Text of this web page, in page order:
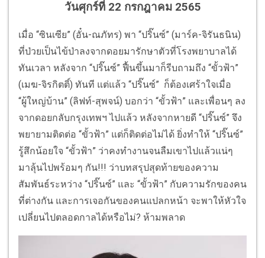
วันศุกร์ที่ 22 กรกฎาคม 2565
เมื่อ “ซินเซีย” (อั๋น-ณภัทร) พา “ปริ๊นซ์” (มาร์ค-จิรันธนิน)
ที่ป่วยเป็นไข้ป่าลงจากดอยมารักษาตัวที่โรงพยาบาลได้
ทันเวลา หลังจาก “ปริ๊นซ์” ฟื้นขึ้นมาก็รีบถามถึง “ขั้วฟ้า”
(เมฆ-จิรกิตติ์) ทันที แต่แล้ว “ปริ๊นซ์” ก็ต้องเศร้าใจเมื่อ
“ผู้ใหญ่บ้าน” (ลิฟท์-สุพจน์) บอกว่า “ขั้วฟ้า” และเพื่อนๆ ลง
จากดอยกลับกรุงเทพฯ ไปแล้ว หลังจากหายดี “ปริ๊นซ์” จึง
พยายามติดต่อ “ขั้วฟ้า” แต่ก็ติดต่อไม่ได้ ยิ่งทำให้ “ปริ๊นซ์”
รู้สึกน้อยใจ “ขั้วฟ้า” ว่าคงทำงานจนลืมเขาไปแล้วแน่ๆ
มาลุ้นไปพร้อมๆ กัน!!! ว่าบทสรุปสุดท้ายของความ
สัมพันธ์ระหว่าง “ปริ๊นซ์” และ “ขั้วฟ้า” กับความรักของคน
ที่ต่างกัน และการเจอกันของคนแปลกหน้า จะพาให้หัวใจ
เปลี่ยนไปตลอดกาลได้หรือไม่? ห้ามพลาด